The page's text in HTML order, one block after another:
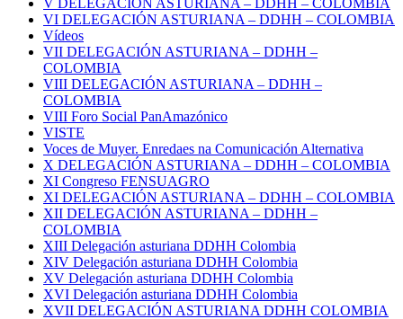
V DELEGACIÓN ASTURIANA – DDHH – COLOMBIA
VI DELEGACIÓN ASTURIANA – DDHH – COLOMBIA
Vídeos
VII DELEGACIÓN ASTURIANA – DDHH –
COLOMBIA
VIII DELEGACIÓN ASTURIANA – DDHH –
COLOMBIA
VIII Foro Social PanAmazónico
VISTE
Voces de Muyer. Enredaes na Comunicación Alternativa
X DELEGACIÓN ASTURIANA – DDHH – COLOMBIA
XI Congreso FENSUAGRO
XI DELEGACIÓN ASTURIANA – DDHH – COLOMBIA
XII DELEGACIÓN ASTURIANA – DDHH –
COLOMBIA
XIII Delegación asturiana DDHH Colombia
XIV Delegación asturiana DDHH Colombia
XV Delegación asturiana DDHH Colombia
XVI Delegación asturiana DDHH Colombia
XVII DELEGACIÓN ASTURIANA DDHH COLOMBIA